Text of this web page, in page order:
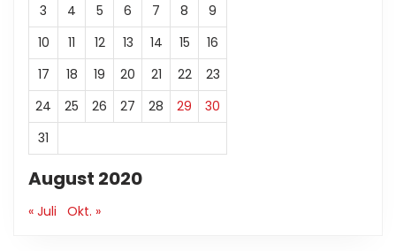
August 2020
3
4 5 6 7 8
9
10
11 12 13 14 15
16
17
18 19 20 21 22
23
24
25 26 27 28 29
30
31
« Juli Okt. »